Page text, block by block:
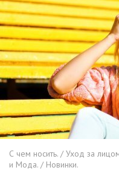
С чем носить. / Уход за
и Мода. / Новинки.